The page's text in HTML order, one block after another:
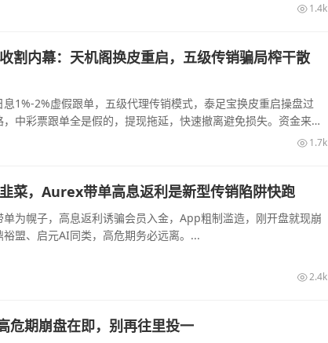
1.4k
割内幕：天机阁换皮重启，五级传销骗局榨干散
1%-2%虚假跟单，五级代理传销模式，泰足宝换皮重启操盘过
中彩票跟单全是假的，提现拖延，快速撤离避免损失。资金来源
1.7k
菜，Aurex带单高息返利是新型传销陷阱快跑
为幌子，高息返利诱骗会员入金，App粗制滥造，刚开盘就现崩
盟、启元AI同类，高危期务必远离。...
2.4k
危期崩盘在即，别再往里投一